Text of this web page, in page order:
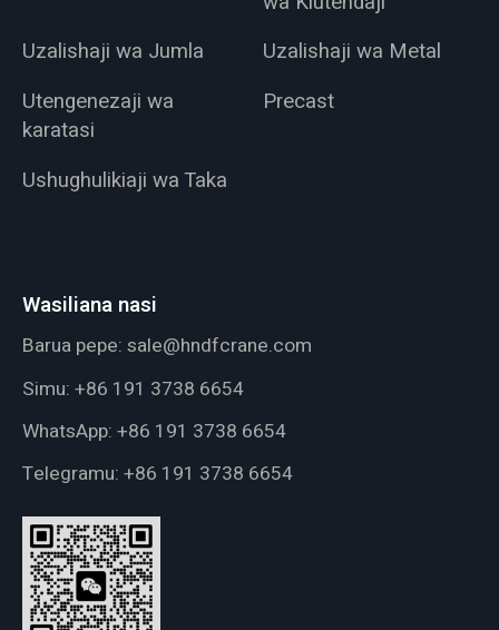
Uzalishaji wa Jumla
Uzalishaji wa Metal
Utengenezaji wa
karatasi
Precast
Ushughulikiaji wa Taka
Wasiliana nasi
Barua pepe: sale@hndfcrane.com
Simu: +86 191 3738 6654
WhatsApp: +86 191 3738 6654
Telegramu: +86 191 3738 6654